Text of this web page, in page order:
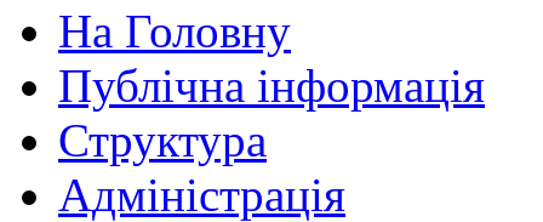
На Головну
Публічна інформація
Структура
Адміністрація